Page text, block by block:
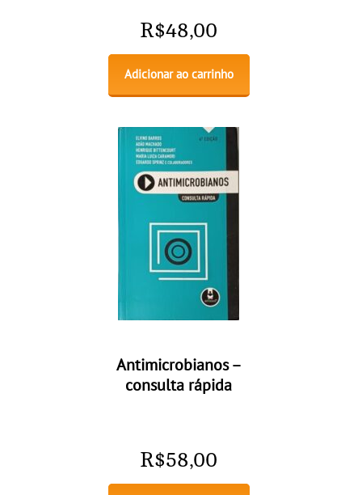
R$48,00
Adicionar ao carrinho
Antimicrobianos –
consulta rápida
R$58,00